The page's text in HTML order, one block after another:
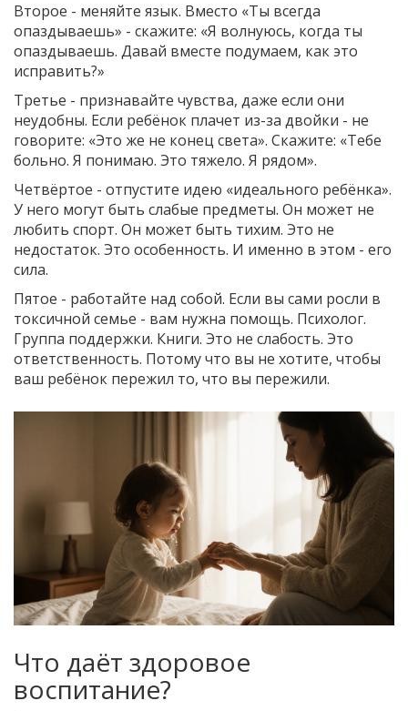
Второе - меняйте язык. Вместо «Ты всегда
опаздываешь» - скажите: «Я волнуюсь, когда ты
опаздываешь. Давай вместе подумаем, как это
исправить?»
Третье - признавайте чувства, даже если они
неудобны. Если ребёнок плачет из-за двойки - не
говорите: «Это же не конец света». Скажите: «Тебе
больно. Я понимаю. Это тяжело. Я рядом».
Четвёртое - отпустите идею «идеального ребёнка».
У него могут быть слабые предметы. Он может не
любить спорт. Он может быть тихим. Это не
недостаток. Это особенность. И именно в этом - его
сила.
Пятое - работайте над собой. Если вы сами росли в
токсичной семье - вам нужна помощь. Психолог.
Группа поддержки. Книги. Это не слабость. Это
ответственность. Потому что вы не хотите, чтобы
ваш ребёнок пережил то, что вы пережили.
Что даёт здоровое
воспитание?